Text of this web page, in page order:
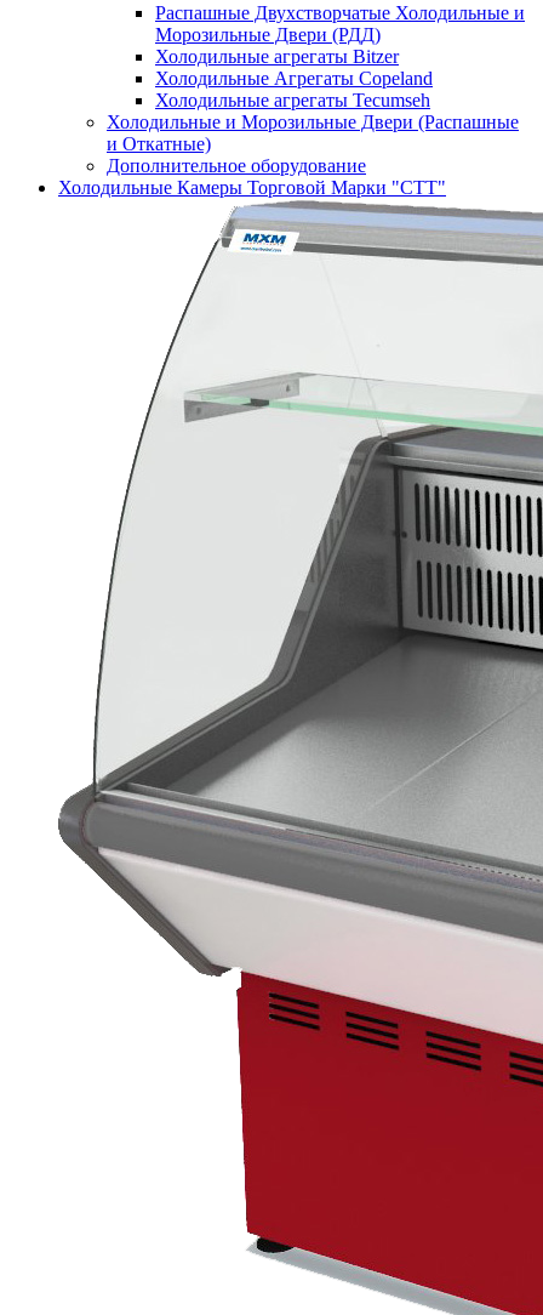
Распашные Двухстворчатые Холодильные и
Морозильные Двери (РДД)
Холодильные агрегаты Bitzer
Холодильные Агрегаты Copeland
Холодильные агрегаты Tecumseh
Холодильные и Морозильные Двери (Распашные
и Откатные)
Дополнительное оборудование
Холодильные Камеры Торговой Марки "СТТ"